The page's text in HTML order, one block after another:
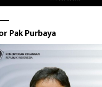
Pak Purbaya